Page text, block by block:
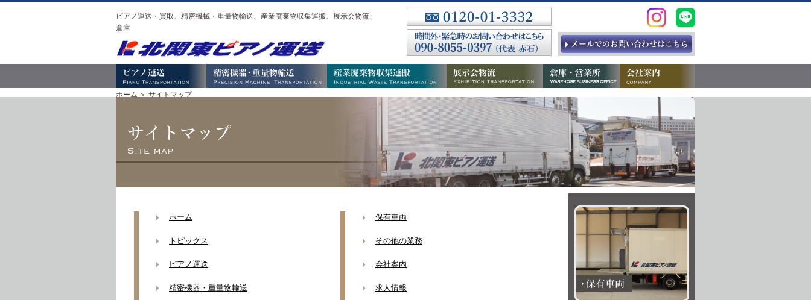
ピアノ運送・買取、精密機械・重量物輸送、産業廃棄物収集運搬、展示会物流、
倉庫
ホーム ＞ サイトマップ
ホーム
トピックス
ピアノ運送
精密機器・重量物輸送
保有車両
その他の業務
会社案内
求人情報